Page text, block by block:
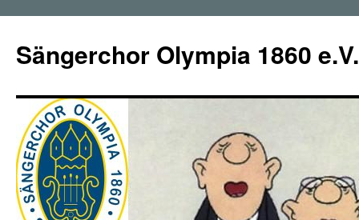
springen
Sängerchor Olympia 1860